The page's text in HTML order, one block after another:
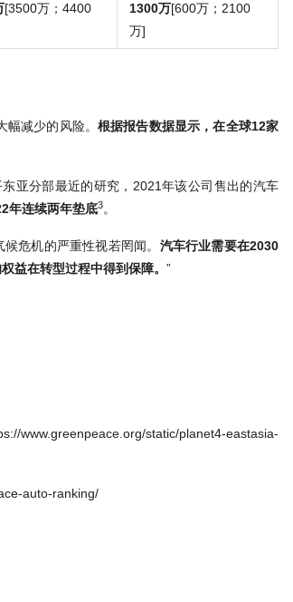
[3500万；4400
1300万[600万；2100
万]
减少的风险。 根据报告数据显示，在全球12家
亚分部最近的研究，2021年该公司售出的汽车
年连续两年垫底3。
危机的严重性视若罔闻。 汽车行业需要在2030
益在转型过程中得到保障。 ”
static/planet4-eastasia-
auto-ranking/